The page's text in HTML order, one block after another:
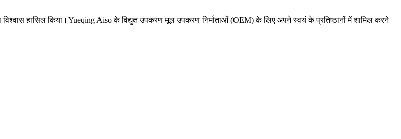
विश्वास हासिल किया।Yueqing Aiso के विद्युत उपकरण मूल उपकरण निर्माताओं (OEM) के लिए अपने स्वयं के प्रतिष्ठानों में शामिल करने